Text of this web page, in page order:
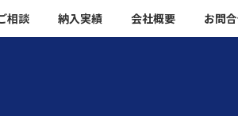
相談 納入実績 会社概要 お問